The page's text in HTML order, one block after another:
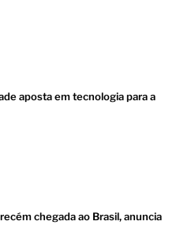
aposta em tecnologia para a
chegada ao Brasil, anuncia